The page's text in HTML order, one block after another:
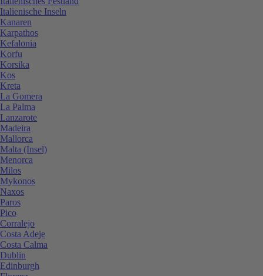
Italienische Inseln
Kanaren
Karpathos
Kefalonia
Korfu
Korsika
Kos
Kreta
La Gomera
La Palma
Lanzarote
Madeira
Mallorca
Malta (Insel)
Menorca
Milos
Mykonos
Naxos
Paros
Pico
Corralejo
Costa Adeje
Costa Calma
Dublin
Edinburgh